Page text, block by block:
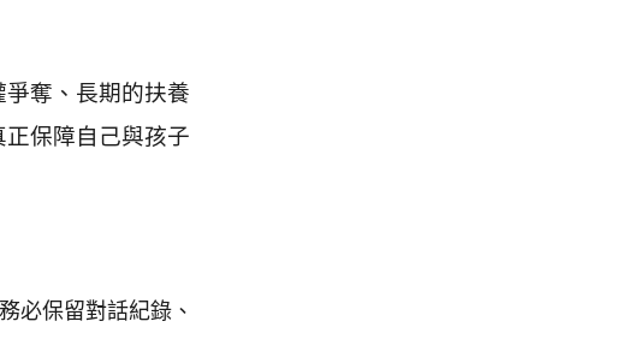
奪、長期的扶養
保障自己與孩子
必保留對話紀錄、